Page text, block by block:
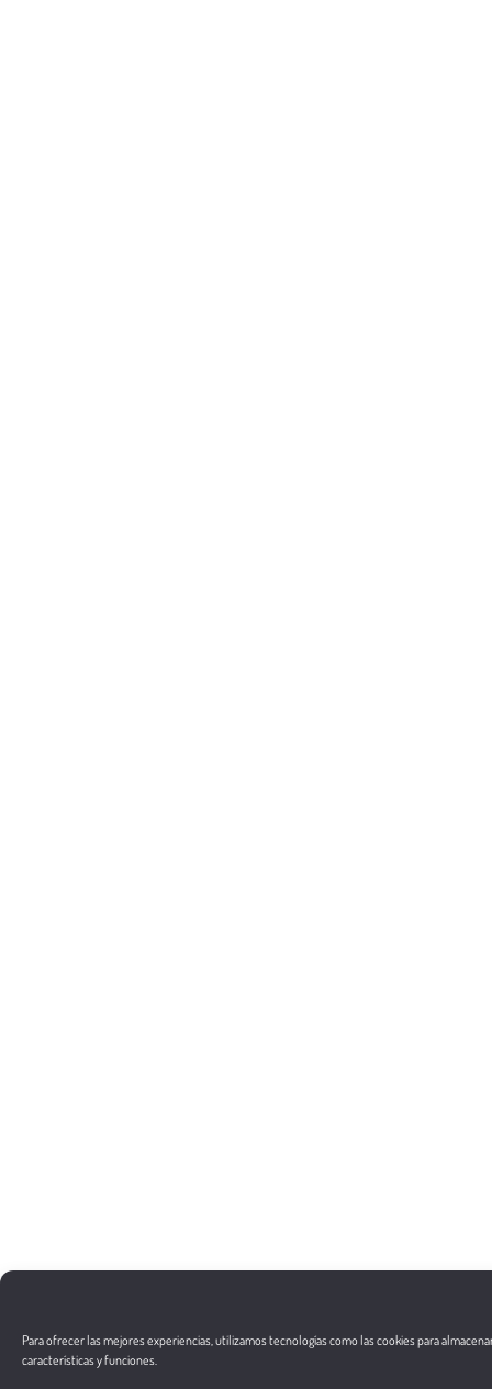
Para ofrecer las mejores experiencias, utilizamos tecnologías como las cookies para
características y funciones.